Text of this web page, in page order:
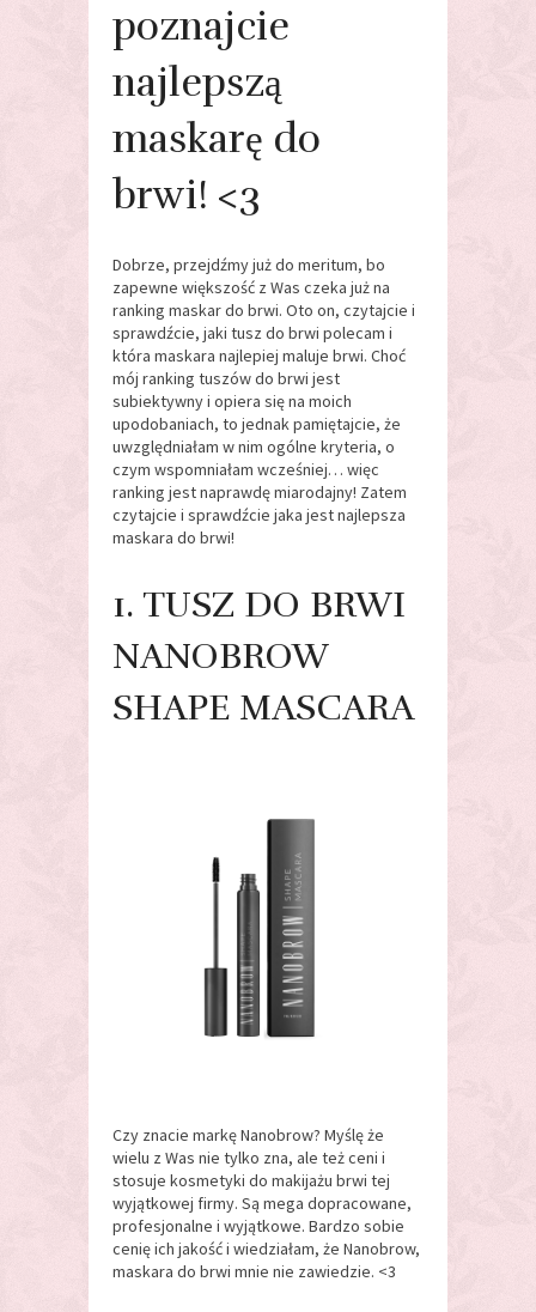
poznajcie
najlepszą
maskarę do
brwi! <3
Dobrze, przejdźmy już do meritum, bo
zapewne większość z Was czeka już na
ranking maskar do brwi. Oto on, czytajcie i
sprawdźcie, jaki tusz do brwi polecam i
która maskara najlepiej maluje brwi. Choć
mój ranking tuszów do brwi jest
subiektywny i opiera się na moich
upodobaniach, to jednak pamiętajcie, że
uwzględniałam w nim ogólne kryteria, o
czym wspomniałam wcześniej… więc
ranking jest naprawdę miarodajny! Zatem
czytajcie i sprawdźcie jaka jest najlepsza
maskara do brwi!
1. TUSZ DO BRWI
NANOBROW
SHAPE MASCARA
Czy znacie markę Nanobrow? Myślę że
wielu z Was nie tylko zna, ale też ceni i
stosuje kosmetyki do makijażu brwi tej
wyjątkowej firmy. Są mega dopracowane,
profesjonalne i wyjątkowe. Bardzo sobie
cenię ich jakość i wiedziałam, że Nanobrow,
maskara do brwi mnie nie zawiedzie. <3